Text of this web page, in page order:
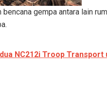
gempa antara lain
NC212i Troop Transport